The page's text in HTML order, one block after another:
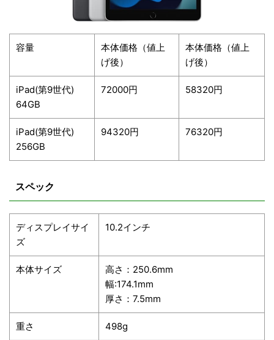
容量
本体価格（値上
げ後）
本体価格（値上
げ後）
iPad(第9世代)
64GB
72000円 58320円
iPad(第9世代)
256GB
94320円 76320円
スペック
ディスプレイサイ
ズ
10.2インチ
本体サイズ
高さ：250.6mm
幅:174.1mm
厚さ：7.5mm
重さ 498g